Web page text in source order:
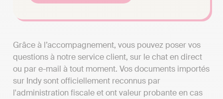
Grâce à l’accompagnement, vous pouvez poser vos
questions à notre service client, sur le chat en direct
ou par e-mail à tout moment. Vos documents importés
sur Indy sont officiellement reconnus par
l'administration fiscale et ont valeur probante en cas